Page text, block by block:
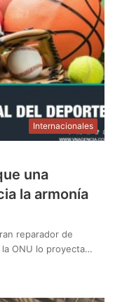
Internacionales
una
la armonía
reparador de
ONU lo proyecta…